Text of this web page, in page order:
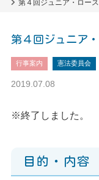
第４回ジュニア・ロー
第４回ジュニア
行事案内 憲法委員会
2019.07.08
※終了しました。
目的・内容